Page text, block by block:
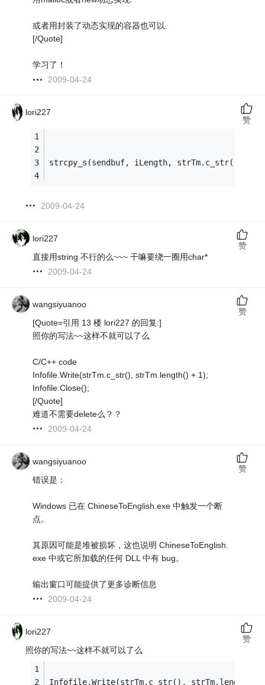
或者用封装了动态实现的容器也可以.
[/Quote]
学习了！
2009-04-24
lori227
strcpy_s(sendbuf, iLength, strTm.c_str());
2009-04-24
赞
lori227
直接用string 不行的么~~~ 干嘛要绕一圈用char*
2009-04-24
赞
wangsiyuanoo
[Quote=引用 13 楼 lori227 的回复:]
照你的写法~~这样不就可以了么
C/C++ code
Infofile.Write(strTm.c_str(), strTm.length() + 1);
Infofile.Close();
[/Quote]
难道不需要delete么？？
2009-04-24
赞
wangsiyuanoo
错误是：
Windows 已在 ChineseToEnglish.exe 中触发一个断
点。
其原因可能是堆被损坏，这也说明 ChineseToEnglish.
exe 中或它所加载的任何 DLL 中有 bug。
输出窗口可能提供了更多诊断信息
2009-04-24
赞
lori227
照你的写法~~这样不就可以了么
Infofile.Write(strTm.c_str(), strTm.length()
赞